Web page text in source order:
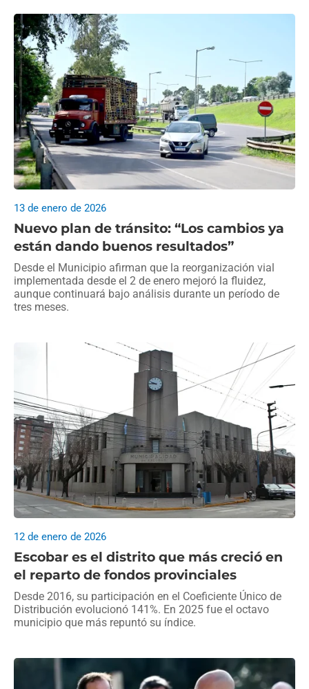
Nuevo plan de tránsito: “Los cambios ya
están dando buenos resultados”
13 de enero de 2026
Desde el Municipio afirman que la reorganización vial
implementada desde el 2 de enero mejoró la fluidez,
aunque continuará bajo análisis durante un período de
tres meses.
Escobar es el distrito que más creció en
el reparto de fondos provinciales
12 de enero de 2026
Desde 2016, su participación en el Coeficiente Único de
Distribución evolucionó 141%. En 2025 fue el octavo
municipio que más repuntó su índice.